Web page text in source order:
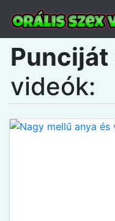
Punciját
videók: